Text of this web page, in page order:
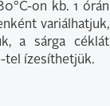
on kb. 1 órán
variálhatjuk,
a sárga céklát
tel ízesíthetjük.